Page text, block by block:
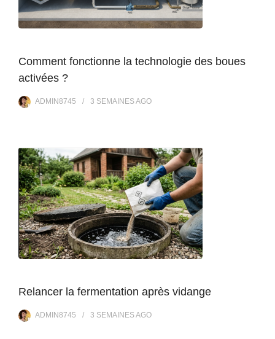
Comment fonctionne la technologie des boues
activées ?
ADMIN8745 3 SEMAINESAGO
Relancer la fermentation après vidange
ADMIN8745 3 SEMAINESAGO